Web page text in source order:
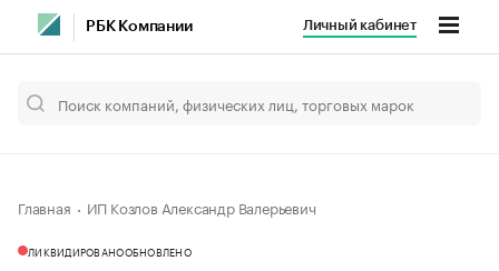
РБК Компании Личный кабинет
Главная ИП Козлов Александр Валерьевич
ЛИКВИДИРОВАНООБНОВЛЕНО